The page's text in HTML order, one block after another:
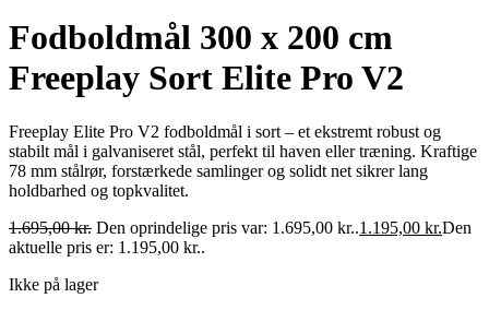
Fodboldmål 300 x 200 cm
Freeplay Sort Elite Pro V2
Freeplay Elite Pro V2 fodboldmål i sort – et ekstremt robust og
stabilt mål i galvaniseret stål, perfekt til haven eller træning. Kraftige
78 mm stålrør, forstærkede samlinger og solidt net sikrer lang
holdbarhed og topkvalitet.
1.695,00kr. Den oprindelige pris var: 1.695,00 kr..1.195,00 kr.Den
aktuelle pris er: 1.195,00 kr..
Ikke på lager